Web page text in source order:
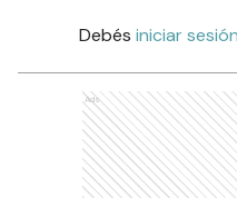
Debés iniciar sesión
Ads